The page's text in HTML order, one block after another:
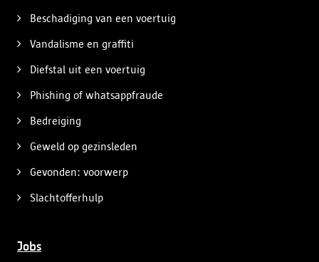
Beschadiging van een voertuig
Vandalisme en graffiti
Diefstal uit een voertuig
Phishing of whatsappfraude
Bedreiging
Geweld op gezinsleden
Gevonden: voorwerp
Slachtofferhulp
Jobs